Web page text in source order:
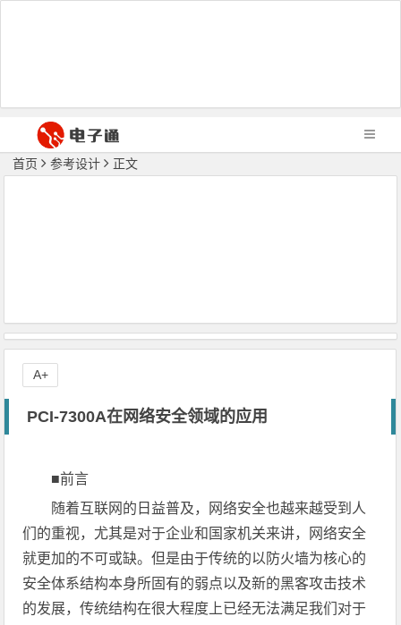
首页 参考设计 正文
PCI-7300A在网络安全领域的应用
■前言
随着互联网的日益普及，网络安全也越来越受到人
们的重视，尤其是对于企业和国家机关来讲，网络安全
就更加的不可或缺。但是由于传统的以防火墙为核心的
安全体系结构本身所固有的弱点以及新的黑客攻击技术
的发展，传统结构在很大程度上已经无法满足我们对于
A+